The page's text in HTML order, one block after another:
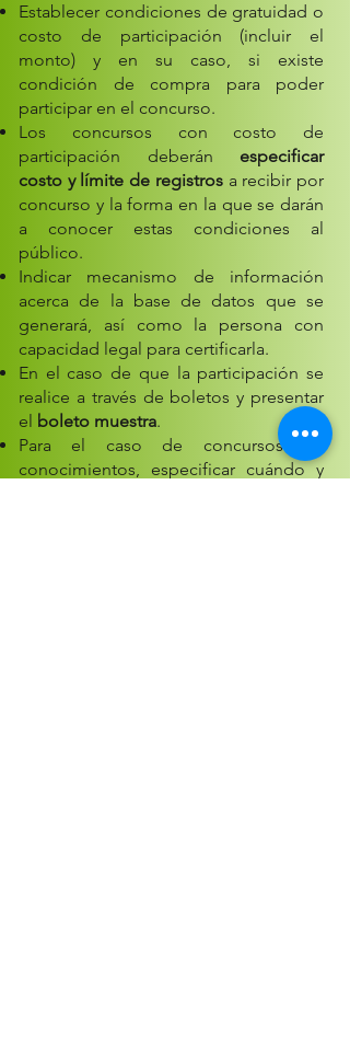
Establecer condiciones de gratuidad o
costo de participación (incluir el
monto) y en su caso, si existe
condición de compra para poder
participar en el concurso.
Los concursos con costo de
participación deberán especificar
costo y límite de registros a recibir por
concurso y la forma en la que se darán
a conocer estas condiciones al
público.
Indicar mecanismo de información
acerca de la base de datos que se
generará, así como la persona con
capacidad legal para certificarla.
En el caso de que la participación se
realice a través de boletos y presentar
el boleto muestra.
Para el caso de concursos de
conocimientos, especificar cuándo y